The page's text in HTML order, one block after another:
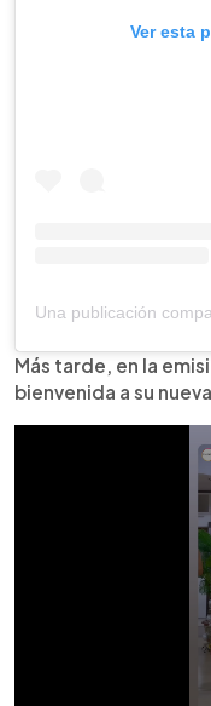
Ver esta
Más tarde, en la
bienvenida a su